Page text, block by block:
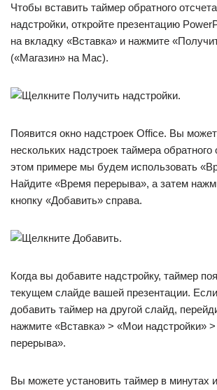
Чтобы вставить таймер обратного
надстройки, откройте презентацию
на вкладку «Вставка» и нажмите
(«Магазин» на Mac).
Появится окно надстроек Office. Вы
нескольких надстроек таймера обратного
этом примере мы будем использовать
Найдите «Время перерыва», а затем
кнопку «Добавить» справа.
Когда вы добавите надстройку, таймер
текущем слайде вашей презентации.
добавить таймер на другой слайд,
нажмите «Вставка» > «Мои надстройки»
перерыва».
Вы можете установить таймер в минутах